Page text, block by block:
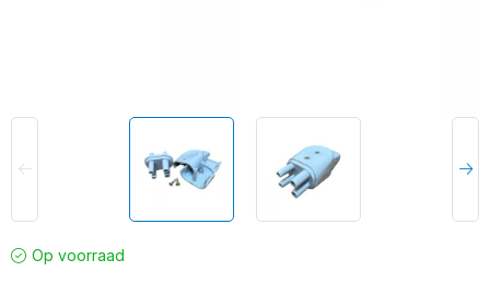
Op voorraad